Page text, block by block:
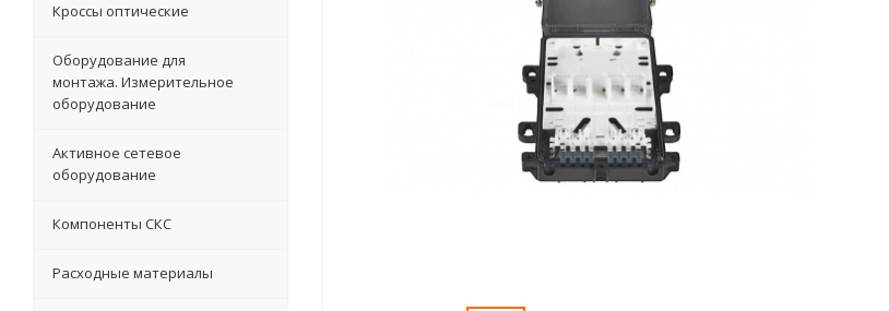
Кроссы оптические
Оборудование для
монтажа. Измерительное
оборудование
Активное сетевое
оборудование
Компоненты СКС
Расходные материалы